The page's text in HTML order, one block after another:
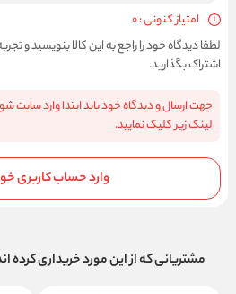
امتیاز کنونی : 0
لطفا دیدگاه خود را راجع به این کالا بنویسید و
اشتراک بگذارید.
جهت ارسال و دیدگاه خود باید ابتدا وارد
لینک زیر کلیک نمایید.
وارد حساب کاربری
مشتریانی که از این مورد خریداری کرده